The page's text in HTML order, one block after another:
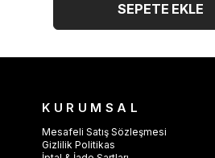
SEPETE EKLE
KURUMSAL
Mesafeli Satış Sözleşmesi
Gizlilik Politikas